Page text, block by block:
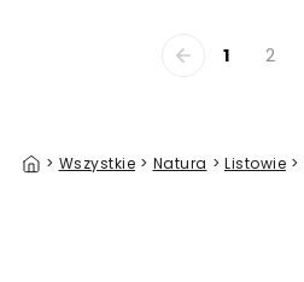
1 2
> Wszystkie > Natura > Listowie >